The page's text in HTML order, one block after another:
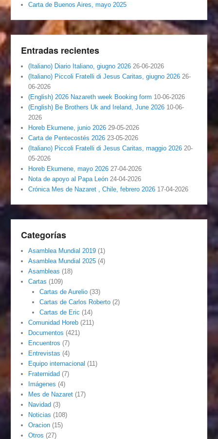
Carta de Buenos Aires, mayo 2025
Entradas recientes
(Italiano) Diario Italiano, giugno 2026 26-06-2026
(Italiano) Piccoli Fratelli di Jesus Caritas, giugno 2026 26-
06-2026
(English) 2026 Nazareth week Booking form 10-06-2026
(English) Be Brothers Uk and Ireland, June 2026 10-06-
2026
Horeb Ekumene, junio 2026 29-05-2026
Carta de Pentecostés 2026 23-05-2026
(Italiano) Piccoli Fratelli di Jesus Caritas, maggio 2026 20-
05-2026
Horeb Ekumene, mayo 2026 27-04-2026
Nota de apoyo al Papa León 24-04-2026
Crónica Mes de Nazaret , Chile, febrero 2026 17-04-2026
Categorías
Asamblea Mundial 2019 (1)
Asamblea Mundial 2025 (4)
Asambleas (18)
Cartas (109)
Cartas de Aurelio(33)
Cartas de Carlos Roberto(2)
Cartas de Eric (14)
Comunidad Horeb (211)
Documentos (421)
Encuentros (7)
Entrevistas (4)
Equipo internacional (11)
Fraternidad (7)
Imágenes (4)
Mes de Nazaret (17)
Navidad (3)
Noticias (108)
Oracion (15)
Otros (27)